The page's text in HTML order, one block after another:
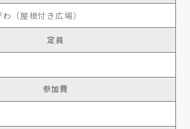
（屋根付き広場）
定員
参加費